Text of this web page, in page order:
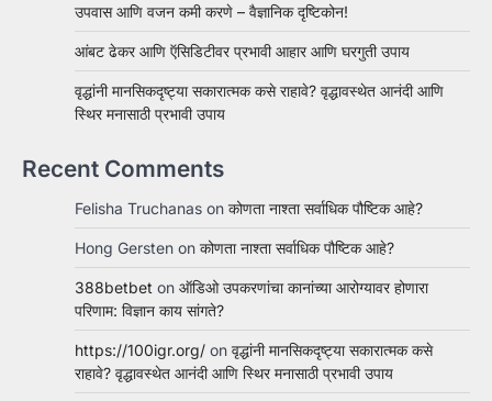
उपवास आणि वजन कमी करणे – वैज्ञानिक दृष्टिकोन!
आंबट ढेकर आणि ऍसिडिटीवर प्रभावी आहार आणि घरगुती उपाय
वृद्धांनी मानसिकदृष्ट्या सकारात्मक कसे राहावे? वृद्धावस्थेत आनंदी आणि
स्थिर मनासाठी प्रभावी उपाय
Recent Comments
Felisha Truchanas on कोणता नाश्ता सर्वाधिक पौष्टिक आहे?
Hong Gersten on कोणता नाश्ता सर्वाधिक पौष्टिक आहे?
388betbet on ऑडिओ उपकरणांचा कानांच्या आरोग्यावर होणारा
परिणाम: विज्ञान काय सांगते?
https://100igr.org/ on वृद्धांनी मानसिकदृष्ट्या सकारात्मक कसे
राहावे? वृद्धावस्थेत आनंदी आणि स्थिर मनासाठी प्रभावी उपाय